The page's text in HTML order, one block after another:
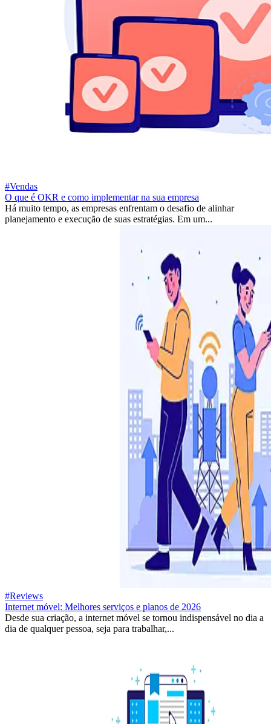
#Vendas
O que é OKR e como implementar na sua empresa
Há muito tempo, as empresas enfrentam o desafio de alinhar
planejamento e execução de suas estratégias. Em um...
#Reviews
Internet móvel: Melhores serviços e planos de 2026
Desde sua criação, a internet móvel se tornou indispensável no dia a
dia de qualquer pessoa, seja para trabalhar,...